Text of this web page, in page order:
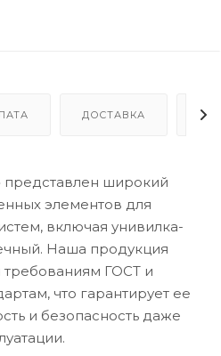
ДОСТАВКА
представлен широкий
элементов для
включая унивилка-
Наша продукция
требованиям ГОСТ и
что гарантирует ее
и безопасность даже